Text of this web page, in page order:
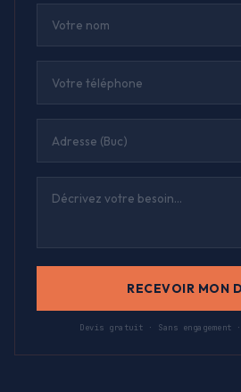
RECEVOIR MON
Devis gratuit · Sans engagement ·